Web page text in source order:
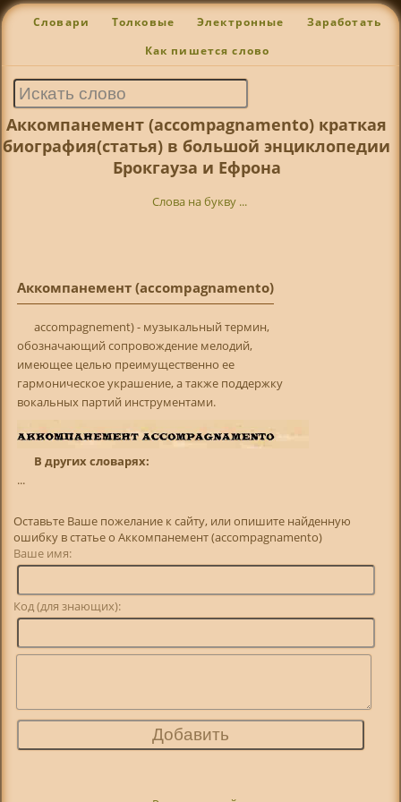
Словари Толковые Электронные Заработать
Как пишется слово
Аккомпанемент (accompagnamento) краткая
биография(статья) в большой энциклопедии
Брокгауза и Ефрона
Слова на букву ...
Аккомпанемент (accompagnamento)
accompagnement) - музыкальный термин,
обозначающий сопровождение мелодий,
имеющее целью преимущественно ее
гармоническое украшение, а также поддержку
вокальных партий инструментами.
В других словарях:
...
Оставьте Ваше пожелание к сайту, или опишите найденную
ошибку в статье о Аккомпанемент (accompagnamento)
Ваше имя:
Код (для знающих):